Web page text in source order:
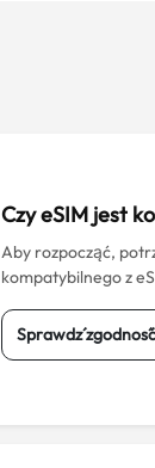
Czy eSIM jest
Aby rozpocząć,
kompatybilnego z
Sprawdź